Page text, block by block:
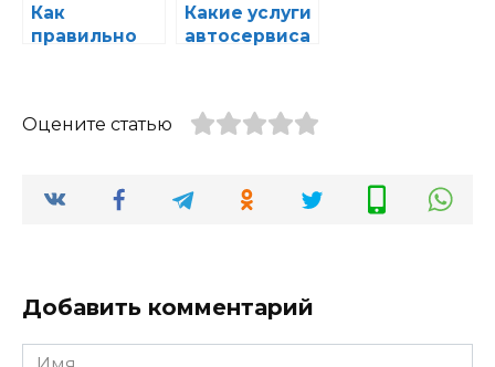
Как
правильно
техобслужив
неприятност
Какие услуги
автосервиса
поддержани
и
Оцените статью
Добавить комментарий
Имя